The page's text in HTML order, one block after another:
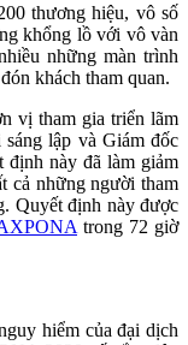
thương hiệu, vô số
khổng lồ với vô vàn
những màn trình
khách tham quan.
vị tham gia triển lãm
lập và Giám đốc
định này đã làm giảm
cả những người tham
Quyết định này được
trong 72 giờ
hiểm của đại dịch